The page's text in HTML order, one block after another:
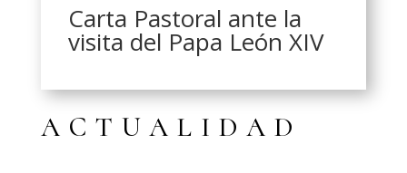
Carta Pastoral ante la
visita del Papa León XIV
ACTUALIDAD